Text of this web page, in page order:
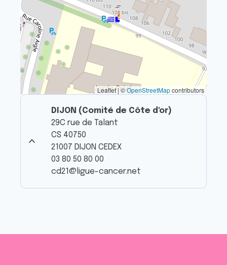
Leaflet | ©OpenStreetMapcontributors
DIJON (Comité de Côte d'or)
29C rue de Talant
CS 40750
21007 DIJON CEDEX
03 80 50 80 00
cd21@ligue-cancer.net